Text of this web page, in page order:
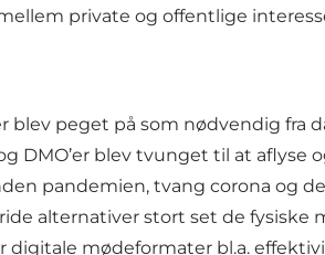
private og offentlige
blev peget på som nødvendig
DMO’er blev tvunget til at
pandemien, tvang corona og
alternativer stort set de
mødeformater bl.a.